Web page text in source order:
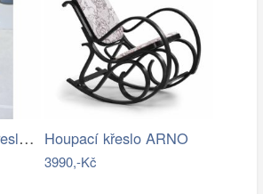
Závěsné houpací křeslo CHILLO, šedé Houpací křeslo ARNO
3990,-Kč